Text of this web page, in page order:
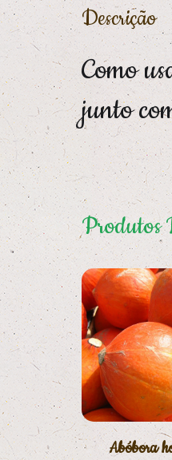
Descrição
Como
junto
Produtos
Abóbora